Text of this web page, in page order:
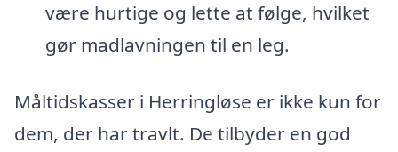
være hurtige og lette at følge, hvilket
gør madlavningen til en leg.
Måltidskasser i Herringløse er ikke kun for
dem, der har travlt. De tilbyder en god